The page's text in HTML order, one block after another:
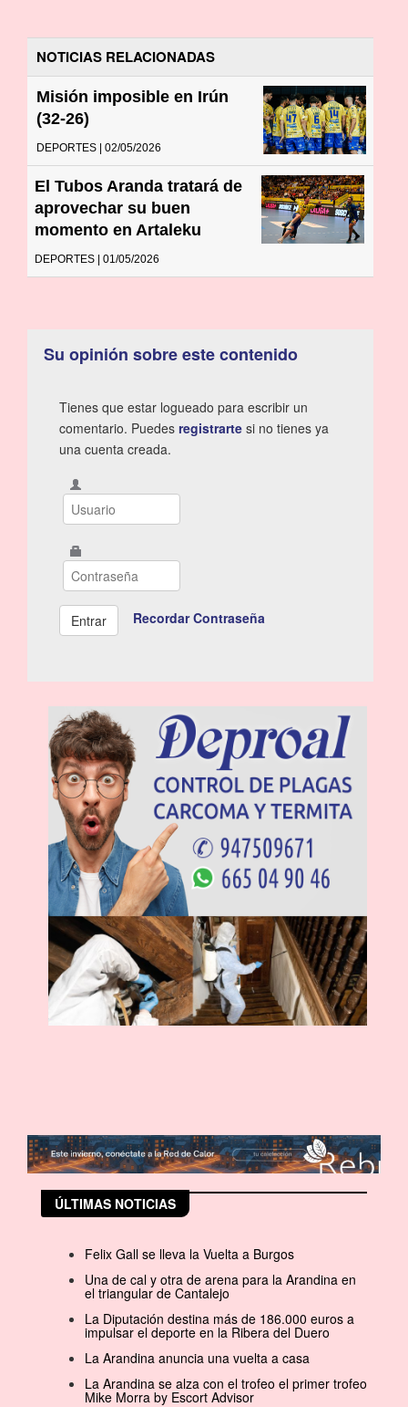
NOTICIAS RELACIONADAS
Misión imposible en Irún
(32-26)
DEPORTES | 02/05/2026
El Tubos Aranda tratará de
aprovechar su buen
momento en Artaleku
DEPORTES | 01/05/2026
Su opinión sobre este contenido
Tienes que estar logueado para escribir un
comentario. Puedes registrarte si no tienes ya
una cuenta creada.
Recordar Contraseña
ÚLTIMAS NOTICIAS
Felix Gall se lleva la Vuelta a Burgos
Una de cal y otra de arena para la Arandina en
el triangular de Cantalejo
La Diputación destina más de 186.000 euros a
impulsar el deporte en la Ribera del Duero
La Arandina anuncia una vuelta a casa
La Arandina se alza con el trofeo el primer trofeo
Mike Morra by Escort Advisor